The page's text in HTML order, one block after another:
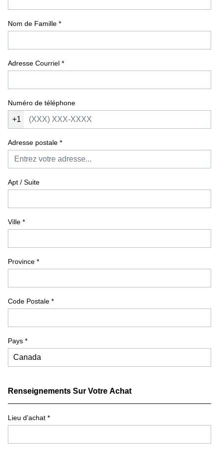
Nom de Famille *
Adresse Courriel *
Numéro de téléphone
+1
Adresse postale *
Apt / Suite
Ville *
Province *
Code Postale *
Pays *
Renseignements Sur Votre Achat
Lieu d'achat *